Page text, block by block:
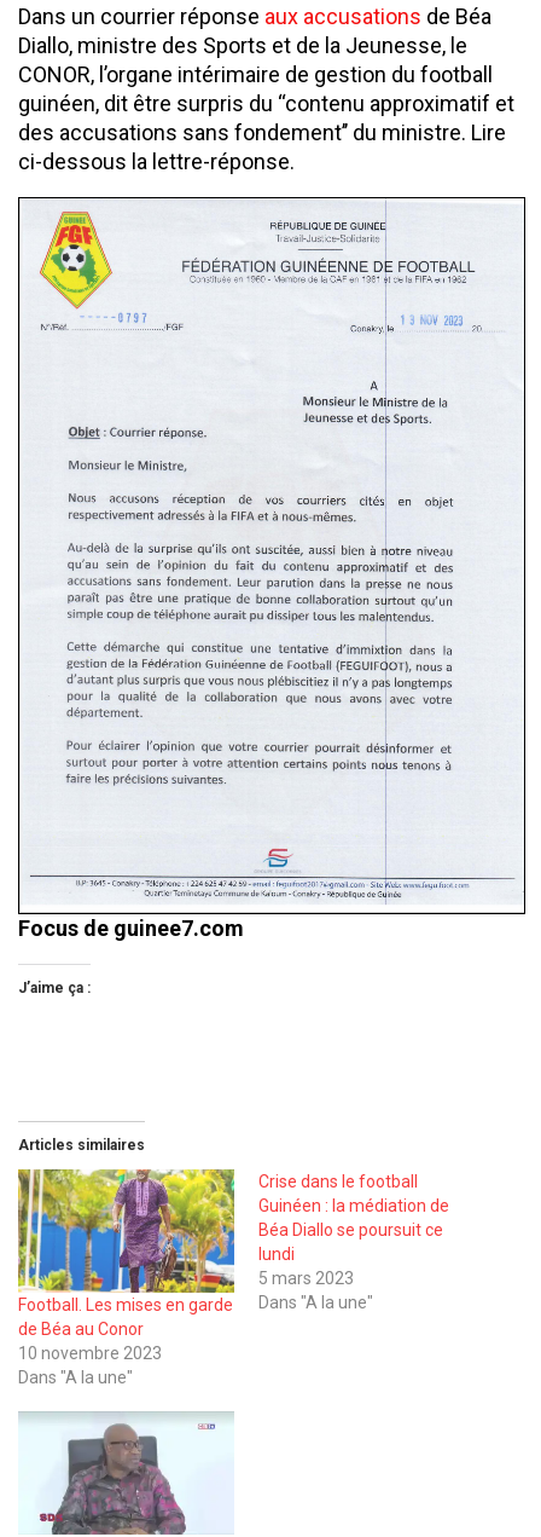
Dans un courrier réponse aux accusations de Béa
Diallo, ministre des Sports et de la Jeunesse, le
CONOR, l’organe intérimaire de gestion du football
guinéen, dit être surpris du ‘‘contenu approximatif et
des accusations sans fondement’’ du ministre. Lire
ci-dessous la lettre-réponse.
Focus de guinee7.com
J’aime ça :
Articles similaires
Football. Les mises en garde
de Béa au Conor
10 novembre 2023
Dans "A la une"
Crise dans le football
Guinéen : la médiation de
Béa Diallo se poursuit ce
lundi
5 mars 2023
Dans "A la une"